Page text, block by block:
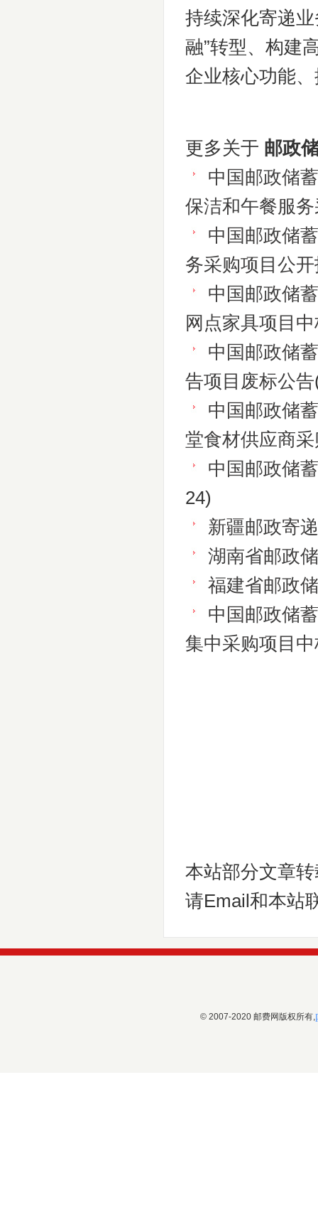
持续深化寄递业
融”转型、构建
企业核心功能
更多关于 邮政
中国邮政储
保洁和午餐服
中国邮政储
务采购项目公
中国邮政储
网点家具项目
中国邮政储
告项目废标公告
中国邮政储
堂食材供应商
中国邮政储
24)
新疆邮政寄
湖南省邮政
福建省邮政
中国邮政储
集中采购项目
本站部分文章
请Email和本站
© 2007-2020 邮费网版权所有,